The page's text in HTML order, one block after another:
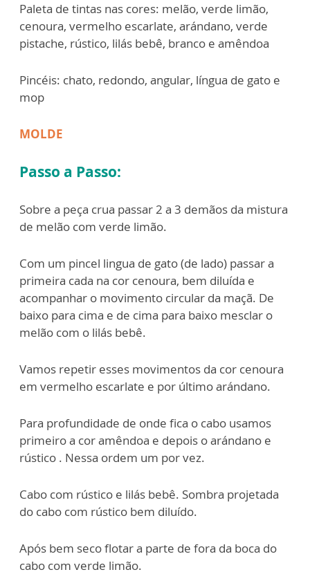
Paleta de tintas nas cores: melão, verde limão,
cenoura, vermelho escarlate, arándano, verde
pistache, rústico, lilás bebê, branco e amêndoa
Pincéis: chato, redondo, angular, língua de gato e
mop
MOLDE
Passo a Passo:
Sobre a peça crua passar 2 a 3 demãos da mistura
de melão com verde limão.
Com um pincel lingua de gato (de lado) passar a
primeira cada na cor cenoura, bem diluída e
acompanhar o movimento circular da maçã. De
baixo para cima e de cima para baixo mesclar o
melão com o lilás bebê.
Vamos repetir esses movimentos da cor cenoura
em vermelho escarlate e por último arándano.
Para profundidade de onde fica o cabo usamos
primeiro a cor amêndoa e depois o arándano e
rústico . Nessa ordem um por vez.
Cabo com rústico e lilás bebê. Sombra projetada
do cabo com rústico bem diluído.
Após bem seco flotar a parte de fora da boca do
cabo com verde limão.